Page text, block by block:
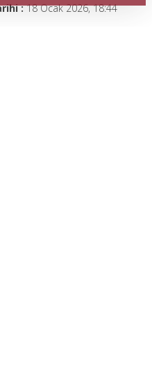
:18 Ocak 2026, 18:44